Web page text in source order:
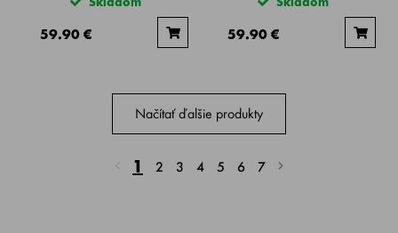
59.90 € 59.90 €
Načítať ďalšie produkty
1 2 3 4 5 6 7